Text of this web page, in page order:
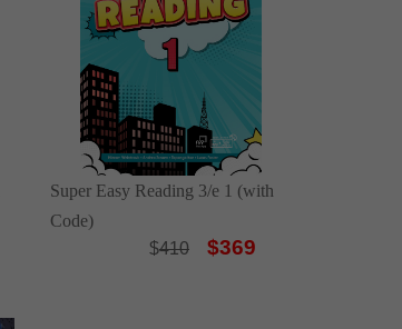
Super Easy Reading 3/e 1 (with
Code)
$410 $369